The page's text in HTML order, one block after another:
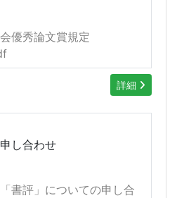
優秀論文賞規定
詳細
し合わせ
書評」についての申し合